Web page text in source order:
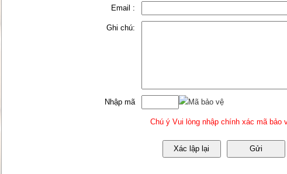
Email :
Ghi chú:
Nhập mã Mã bảo vệ
Chú ý Vui lòng nhập chính xác mã bảo